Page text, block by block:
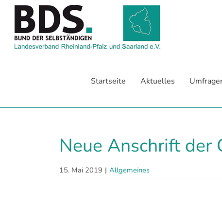
Zum
springen
Startseite Aktuelles
Neue Anschrift der
15. Mai 2019 | Allgemeines